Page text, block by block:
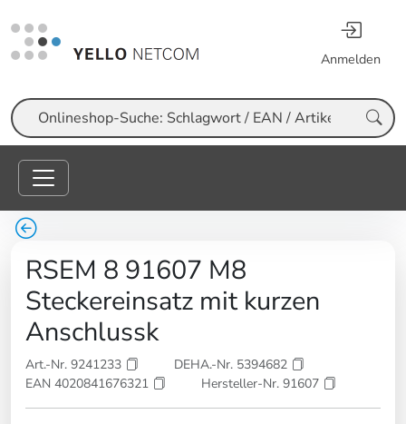
Anmelden
Suche
RSEM 8 91607 M8
Steckereinsatz mit kurzen
Anschlussk
Art.-Nr. 9241233
DEHA.-Nr. 5394682
EAN 4020841676321
Hersteller-Nr. 91607